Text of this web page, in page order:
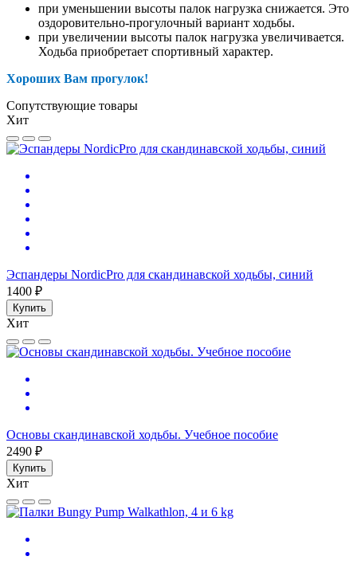
при уменьшении высоты палок нагрузка снижается. Это
оздоровительно-прогулочный вариант ходьбы.
при увеличении высоты палок нагрузка увеличивается.
Ходьба приобретает спортивный характер.
Хороших Вам прогулок!
Сопутствующие товары
Хит
Эспандеры NordicPro для скандинавской ходьбы, синий
1400 ₽
Купить
Хит
Основы скандинавской ходьбы. Учебное пособие
2490 ₽
Купить
Хит